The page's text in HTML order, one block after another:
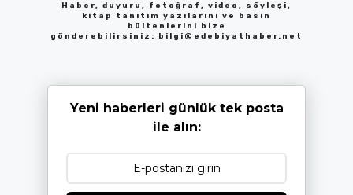
Haber, duyuru, fotoğraf, video, söyleşi,
kitap tanıtım yazılarını ve basın
bültenlerini bize
gönderebilirsiniz: bilgi@edebiyathaber.net
Yeni haberleri günlük tek posta
ile alın: